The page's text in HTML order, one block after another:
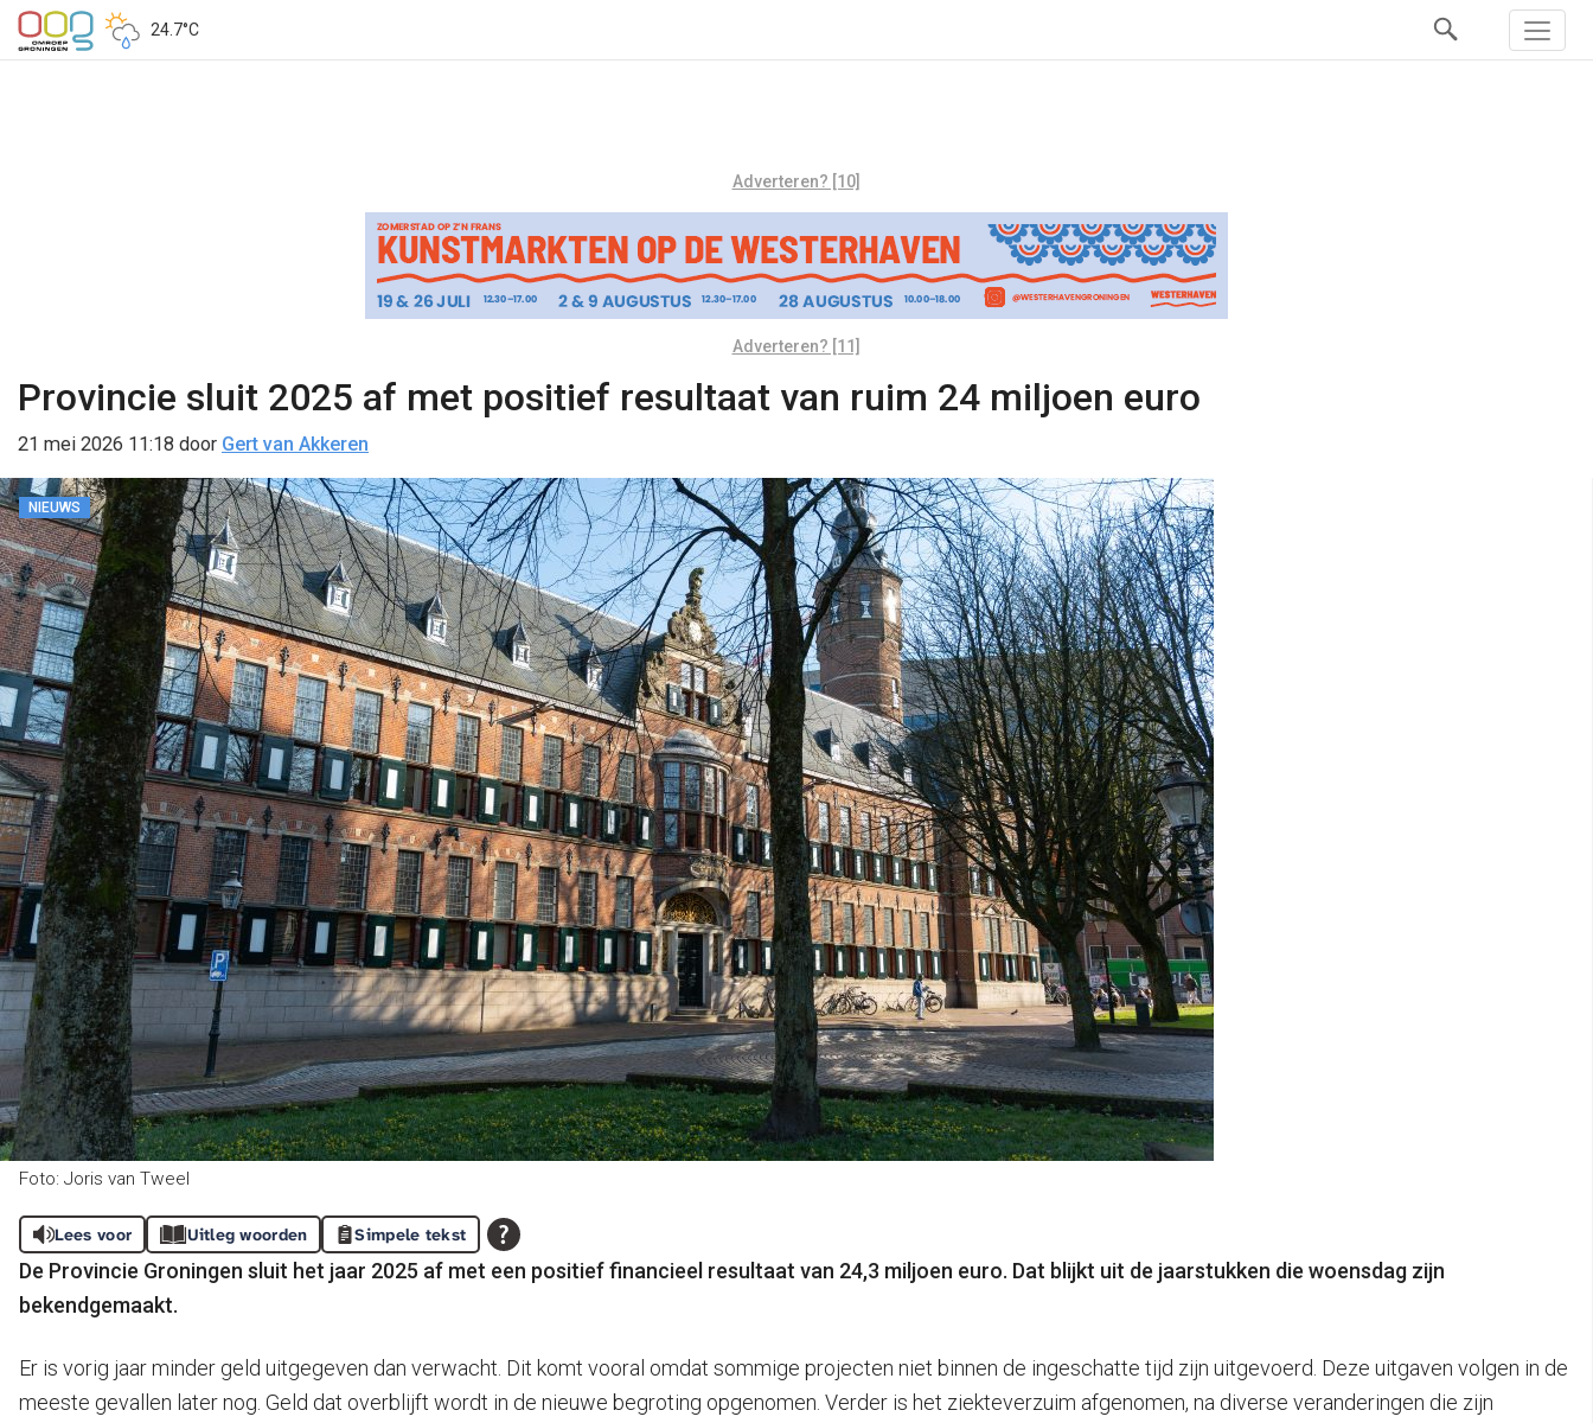
24.7°C
Adverteren? [10]
Adverteren? [11]
Provincie sluit 2025 af met positief resultaat van ruim 24 miljoen euro
21 mei 2026 11:18 door Gert van Akkeren
NIEUWS
Foto: Joris van Tweel
Lees voor Uitleg woorden Simpele tekst
De Provincie Groningen sluit het jaar 2025 af met een positief financieel resultaat van 24,3 miljoen euro. Dat blijkt uit de jaarstukken die woensdag zijn
bekendgemaakt.
Er is vorig jaar minder geld uitgegeven dan verwacht. Dit komt vooral omdat sommige projecten niet binnen de ingeschatte tijd zijn uitgevoerd. Deze uitgaven volgen in de
meeste gevallen later nog. Geld dat overblijft wordt in de nieuwe begroting opgenomen. Verder is het ziekteverzuim afgenomen, na diverse veranderingen die zijn